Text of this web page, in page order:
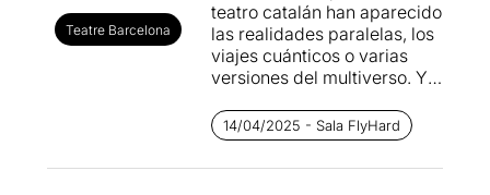
Teatre Barcelona
teatro catalán han aparecido
las realidades paralelas, los
viajes cuánticos o varias
versiones del multiverso. Ya
ciencia ficción a los
escenarios, y bien es verdad
que el tema en ocasiones se
14/04/2025 - Sala FlyHard